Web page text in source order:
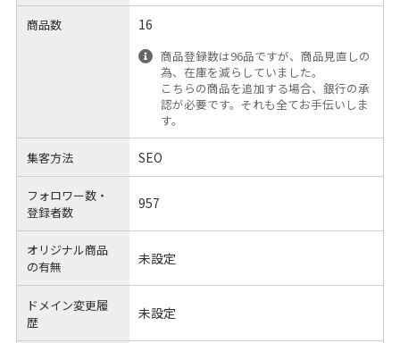
商品数 16
商品登録数は96品ですが、商品見直しの
為、在庫を減らしていました。
こちらの商品を追加する場合、銀行の承
認が必要です。それも全てお手伝いしま
す。
集客方法 SEO
フォロワー数・
登録者数
957
オリジナル商品
の有無
未設定
ドメイン変更履
歴
未設定